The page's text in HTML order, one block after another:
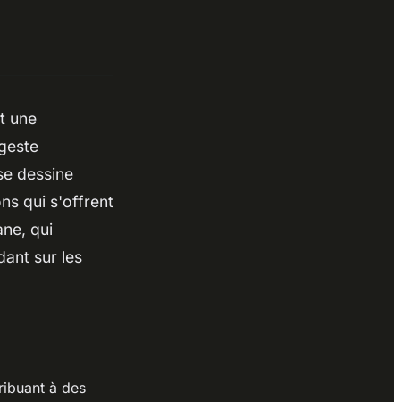
une
dessine
qui s'offrent
qui
sur les
à des